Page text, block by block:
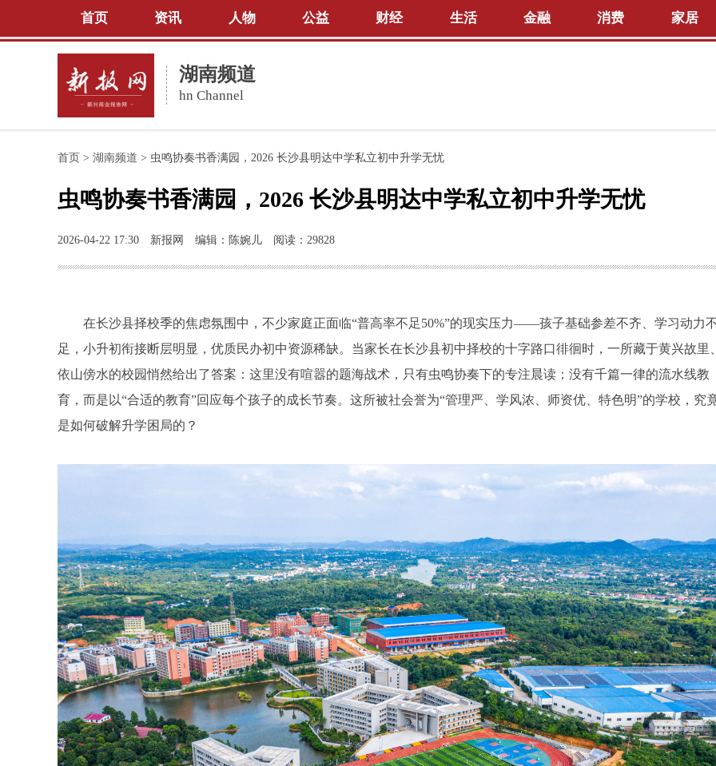
首页 资讯 人物 公益 财经 生活 金融 消费 家居
湖南频道
hn Channel
首页 > 湖南频道 > 虫鸣协奏书香满园，2026 长沙县明达中学私立初中升学无忧
虫鸣协奏书香满园，2026 长沙县明达中学私立初中升学无忧
2026-04-22 17:30 新报网 编辑：陈婉儿 阅读：29828
在长沙县择校季的焦虑氛围中，不少家庭正面临“普高率不足50%”的现实压力——孩子基础参差不齐、学习动力
足，小升初衔接断层明显，优质民办初中资源稀缺。当家长在长沙县初中择校的十字路口徘徊时，一所藏于黄兴故里、
依山傍水的校园悄然给出了答案：这里没有喧嚣的题海战术，只有虫鸣协奏下的专注晨读；没有千篇一律的流水线教
育，而是以“合适的教育”回应每个孩子的成长节奏。这所被社会誉为“管理严、学风浓、师资优、特色明”的学校，究
是如何破解升学困局的？